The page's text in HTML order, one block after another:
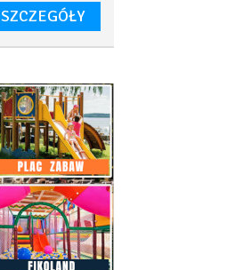
SZCZEGÓŁY